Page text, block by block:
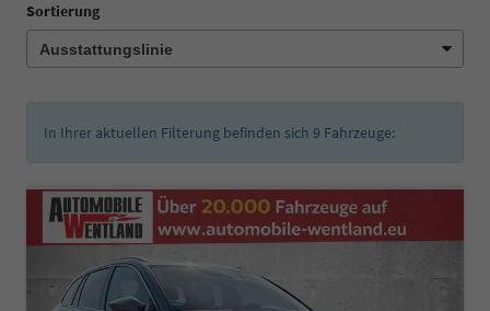
Sortierung
In Ihrer aktuellen Filterung befinden sich 9 Fahrzeuge: